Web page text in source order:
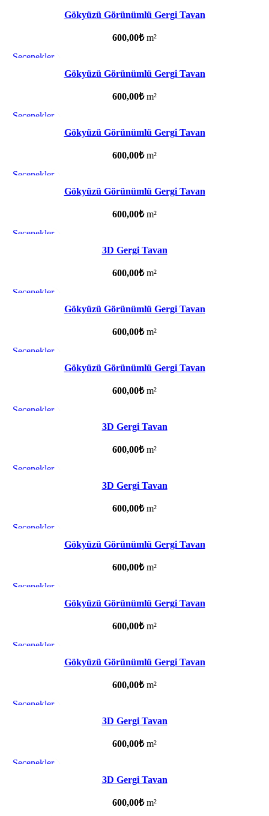
Gökyüzü Görünümlü Gergi Tavan
600,00₺m²
Seçenekler
Gökyüzü Görünümlü Gergi Tavan
600,00₺m²
Seçenekler
Gökyüzü Görünümlü Gergi Tavan
600,00₺m²
Seçenekler
Gökyüzü Görünümlü Gergi Tavan
600,00₺m²
Seçenekler
3D Gergi Tavan
600,00₺m²
Seçenekler
Gökyüzü Görünümlü Gergi Tavan
600,00₺m²
Seçenekler
Gökyüzü Görünümlü Gergi Tavan
600,00₺m²
Seçenekler
3D Gergi Tavan
600,00₺m²
Seçenekler
3D Gergi Tavan
600,00₺m²
Seçenekler
Gökyüzü Görünümlü Gergi Tavan
600,00₺m²
Seçenekler
Gökyüzü Görünümlü Gergi Tavan
600,00₺m²
Seçenekler
Gökyüzü Görünümlü Gergi Tavan
600,00₺m²
Seçenekler
3D Gergi Tavan
600,00₺m²
Seçenekler
3D Gergi Tavan
600,00₺m²